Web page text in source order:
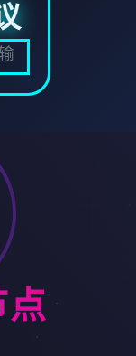
点